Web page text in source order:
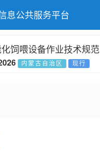
息公共服务平台
标准公告查询
饲喂设备作业技术规范
内蒙古自治区 现行